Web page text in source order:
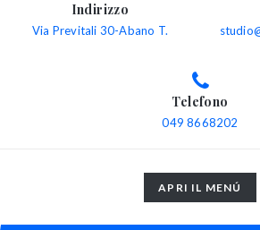
Indirizzo
Via Previtali 30-Abano T.
Telefono
049 8668202
TOGGLE
NAVIGATION
APRI IL MENÚ